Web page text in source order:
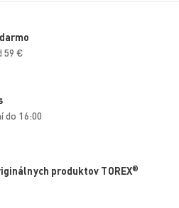
59 €
do 16:00
produktov TOREX®